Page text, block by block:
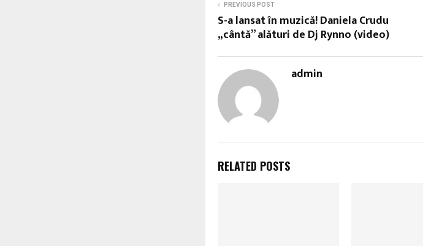
PREVIOUS POST
S-a lansat în muzică! Daniela Crudu
„cântă” alături de Dj Rynno (video)
admin
RELATED POSTS